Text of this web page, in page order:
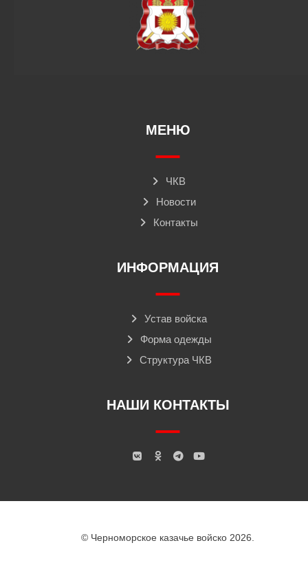
МЕНЮ
ЧКВ
Новости
Контакты
ИНФОРМАЦИЯ
Устав войска
Форма одежды
Структура ЧКВ
НАШИ КОНТАКТЫ
© Черноморское казачье войско 2026.